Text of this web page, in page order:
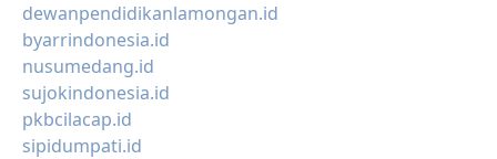
dewanpendidikanlamongan.id
byarrindonesia.id
nusumedang.id
sujokindonesia.id
pkbcilacap.id
sipidumpati.id